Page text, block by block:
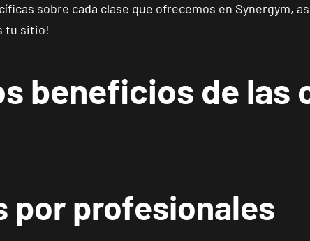
sobre cada clase que ofrecemos en Synergym,
tu sitio!
beneficios de las
por profesionales